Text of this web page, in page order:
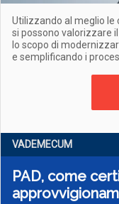
Utilizzando al meglio le
si possono valorizzare
lo scopo di
e semplificando i
VADEMECUM
PAD, come